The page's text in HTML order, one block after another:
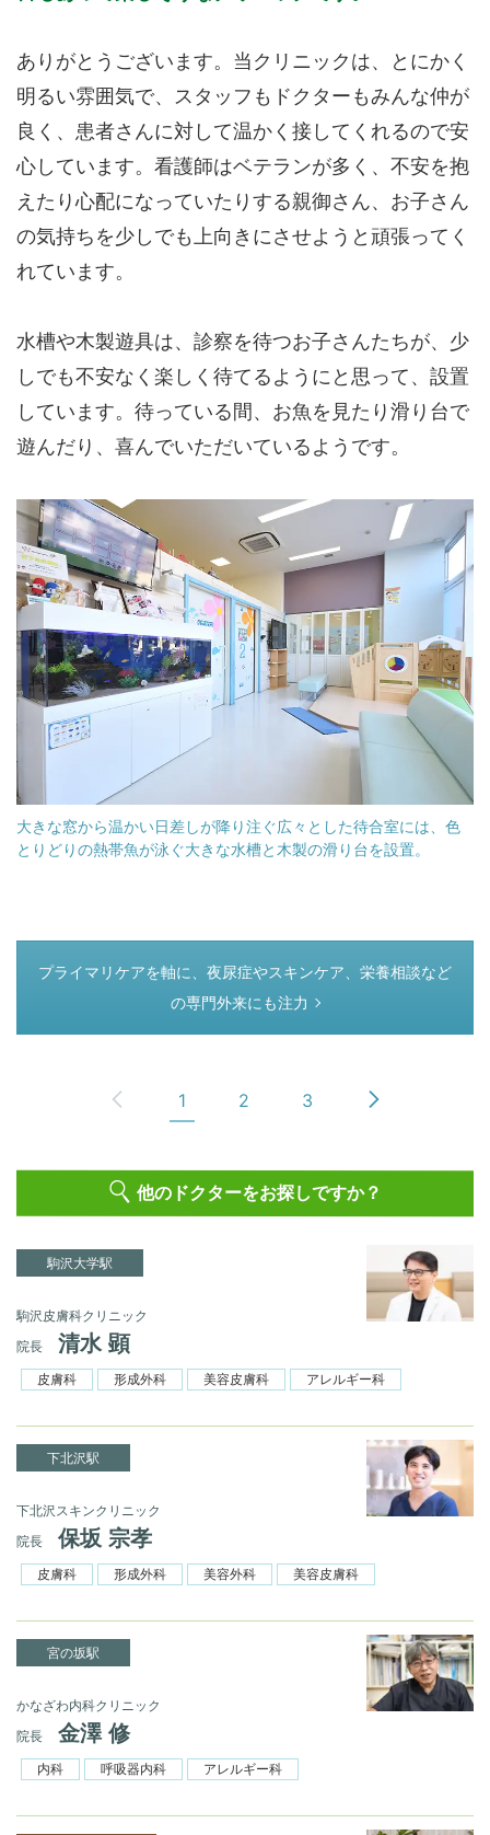
ありがとうございます。当クリニックは、とにかく
明るい雰囲気で、スタッフもドクターもみんな仲が
良く、患者さんに対して温かく接してくれるので安
心しています。看護師はベテランが多く、不安を抱
えたり心配になっていたりする親御さん、お子さん
の気持ちを少しでも上向きにさせようと頑張ってく
れています。
水槽や木製遊具は、診察を待つお子さんたちが、少
しでも不安なく楽しく待てるようにと思って、設置
しています。待っている間、お魚を見たり滑り台で
遊んだり、喜んでいただいているようです。
大きな窓から温かい日差しが降り注ぐ広々とした待合室には、色
とりどりの熱帯魚が泳ぐ大きな水槽と木製の滑り台を設置。
つぎのページ
プライマリケアを軸に、夜尿症やスキンケア、栄養相談など
の専門外来にも注力
1 2 3
他のドクターをお探しですか？
駒沢大学駅
駒沢皮膚科クリニック
院長
清水 顕
皮膚科 形成外科 美容皮膚科 アレルギー科
下北沢駅
下北沢スキンクリニック
院長
保坂 宗孝
皮膚科 形成外科 美容外科 美容皮膚科
宮の坂駅
かなざわ内科クリニック
院長
金澤 修
内科 呼吸器内科 アレルギー科